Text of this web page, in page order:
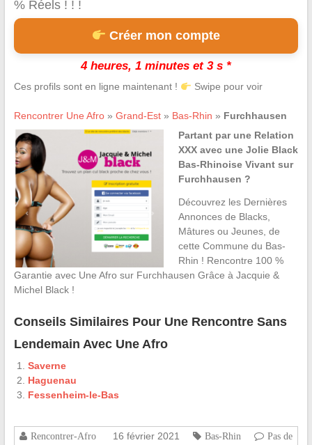
% Réels ! ! !
Créer mon compte
4 heures, 1 minutes et 3 s *
Ces profils sont en ligne maintenant ! Swipe pour voir
Rencontrer Une Afro» Grand-Est» Bas-Rhin » Furchhausen
Partant par une Relation
XXX avec une Jolie Black
Bas-Rhinoise Vivant sur
Furchhausen ?
Découvrez les Dernières
Annonces de Blacks,
Mâtures ou Jeunes, de
cette Commune du Bas-
Rhin ! Rencontre 100 %
Garantie avec Une Afro sur Furchhausen Grâce à Jacquie &
Michel Black !
Conseils Similaires Pour Une Rencontre Sans
Lendemain Avec Une Afro
Saverne
Haguenau
Fessenheim-le-Bas
Rencontrer-Afro 16 février 2021 Bas-Rhin
Pas de